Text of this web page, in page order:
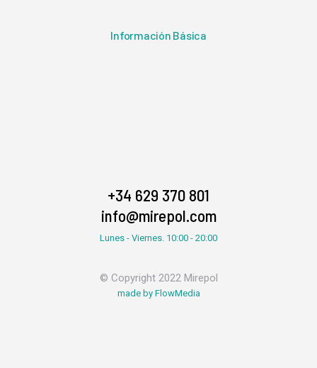
Información Básica
+34 629 370 801
info@mirepol.com
Lunes - Viernes. 10:00 - 20:00
© Copyright 2022 Mirepol
made by FlowMedia